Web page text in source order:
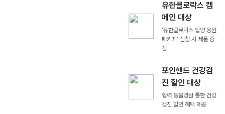
유한클로락스 캠
페인 대상
'유한클로락스 입양 응원
패키지' 신청 시 제품 증
정
포인핸드 건강검
진 할인 대상
협력 동물병원 통한 건강
검진 할인 혜택 제공